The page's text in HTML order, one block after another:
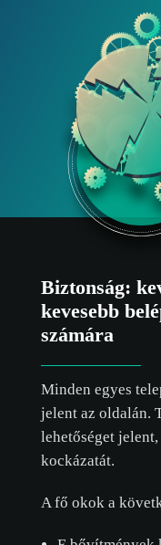
Biztonság:
kevesebb
számára
Minden egyes
jelent az oldalán.
lehetőséget
kockázatát.
A fő okok a